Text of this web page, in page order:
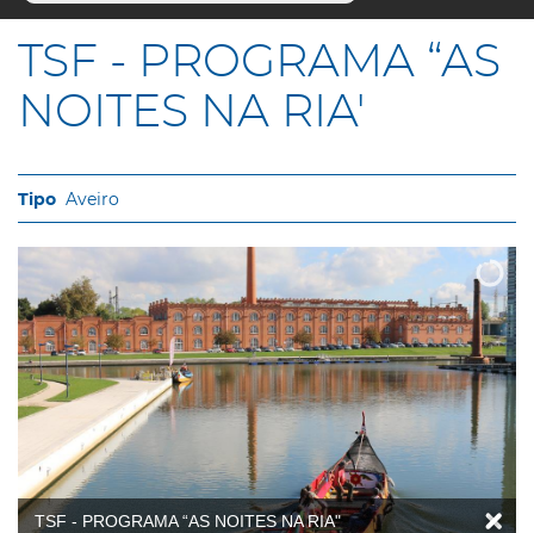
TSF - PROGRAMA “AS
NOITES NA RIA'
Aveiro
TSF - PROGRAMA “AS NOITES NA RIA"